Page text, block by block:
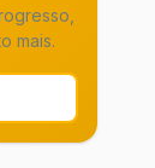
mais.